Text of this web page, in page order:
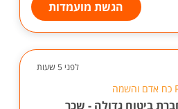
הגשת מועמדות
לפני 5 שעות
ביטוח גדולה - שכר